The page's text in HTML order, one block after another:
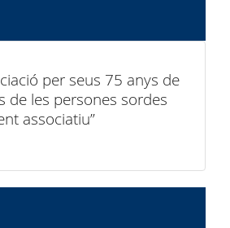
per seus 75 anys de
de les persones sordes
associatiu”